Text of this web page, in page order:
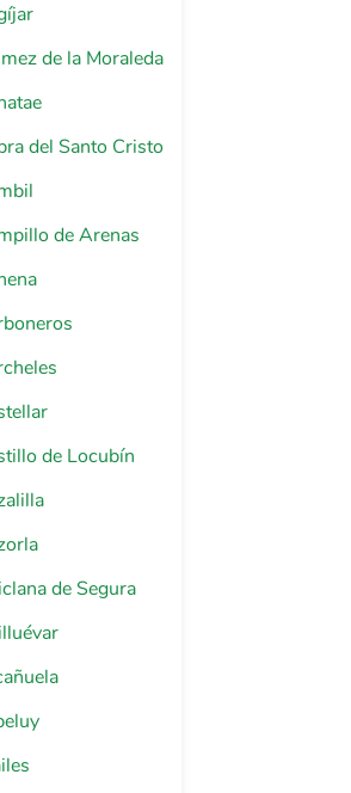
de la Moraleda
del Santo Cristo
de Arenas
de Locubín
de Segura